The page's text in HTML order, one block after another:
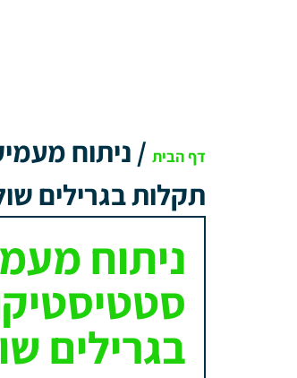
דף הבית /ניתוח
תקלות בגרילים
ניתוח
בגרילים